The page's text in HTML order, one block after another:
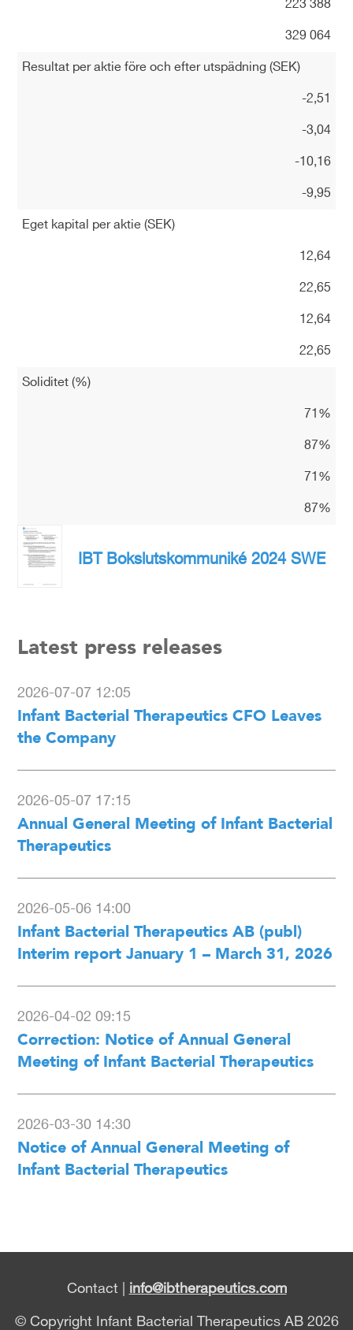
223 388
329 064
Resultat per aktie före och efter utspädning (SEK)
-2,51
-3,04
-10,16
-9,95
Eget kapital per aktie (SEK)
12,64
22,65
12,64
22,65
Soliditet (%)
71%
87%
71%
87%
IBT Bokslutskommuniké 2024 SWE
Latest press releases
2026-07-07 12:05
Infant Bacterial Therapeutics CFO Leaves
the Company
2026-05-07 17:15
Annual General Meeting of Infant Bacterial
Therapeutics
2026-05-06 14:00
Infant Bacterial Therapeutics AB (publ)
Interim report January 1 – March 31, 2026
2026-04-02 09:15
Correction: Notice of Annual General
Meeting of Infant Bacterial Therapeutics
2026-03-30 14:30
Notice of Annual General Meeting of
Infant Bacterial Therapeutics
Contact | info@ibtherapeutics.com
© Copyright Infant Bacterial Therapeutics AB 2026